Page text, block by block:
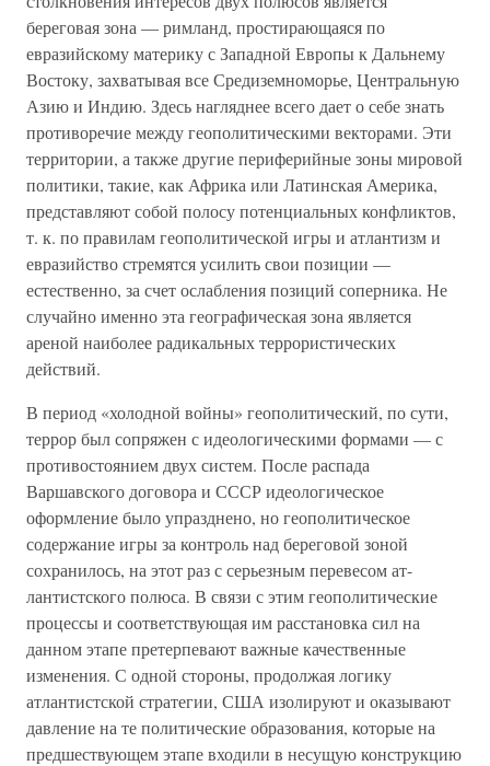
береговая зона — римланд, простирающаяся по
евразийскому материку с Западной Европы к Дальнему
Востоку, захватывая все Средиземноморье, Центральную
Азию и Индию. Здесь нагляднее всего дает о себе знать
противоречие между геополитическими векторами. Эти
территории, а также другие периферийные зоны мировой
политики, такие, как Африка или Латинская Америка,
представляют собой полосу потенциальных конфликтов,
т. к. по правилам геополитической игры и атлантизм и
евразийство стремятся усилить свои позиции —
естественно, за счет ослабления позиций соперника. Не
случайно именно эта географическая зона является
ареной наиболее радикальных террористических
действий.
В период «холодной войны» геополитический, по сути,
террор был сопряжен с идеологическими формами — с
противостоянием двух систем. После распада
Варшавского договора и СССР идеологическое
оформление было упразднено, но геополитическое
содержание игры за контроль над береговой зоной
сохранилось, на этот раз с серьезным перевесом ат-
лантистского полюса. В связи с этим геополитические
процессы и соответствующая им расстановка сил на
данном этапе претерпевают важные качественные
изменения. С одной стороны, продолжая логику
атлантистской стратегии, США изолируют и оказывают
давление на те политические образования, которые на
предшествующем этапе входили в несущую конструкцию